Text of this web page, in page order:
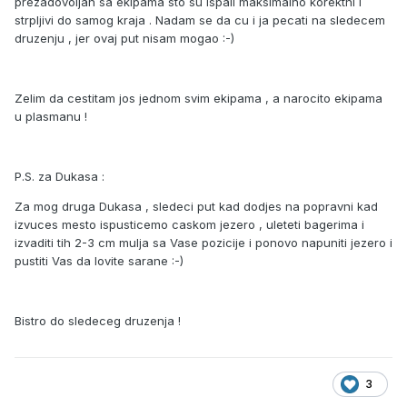
strpljivi do samog kraja . Nadam se da cu i ja pecati na sledecem
druzenju , jer ovaj put nisam mogao :-)
Zelim da cestitam jos jednom svim ekipama , a narocito ekipama
u plasmanu !
P.S. za Dukasa :
Za mog druga Dukasa , sledeci put kad dodjes na popravni kad
izvuces mesto ispusticemo caskom jezero , uleteti bagerima i
izvaditi tih 2-3 cm mulja sa Vase pozicije i ponovo napuniti jezero i
pustiti Vas da lovite sarane :-)
Bistro do sledeceg druzenja !
3